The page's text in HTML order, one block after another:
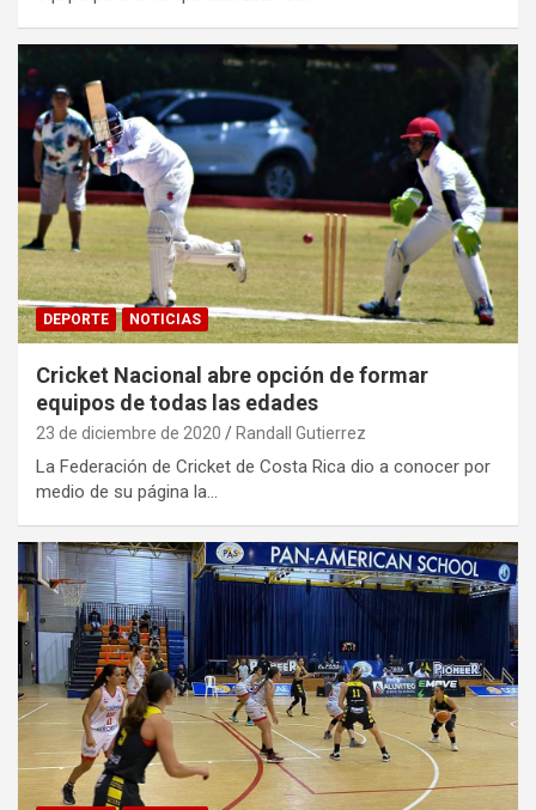
DEPORTE NOTICIAS
Cricket Nacional abre opción de formar
equipos de todas las edades
23 de diciembre de 2020 Randall Gutierrez
La Federación de Cricket de Costa Rica dio a conocer por
medio de su página la…